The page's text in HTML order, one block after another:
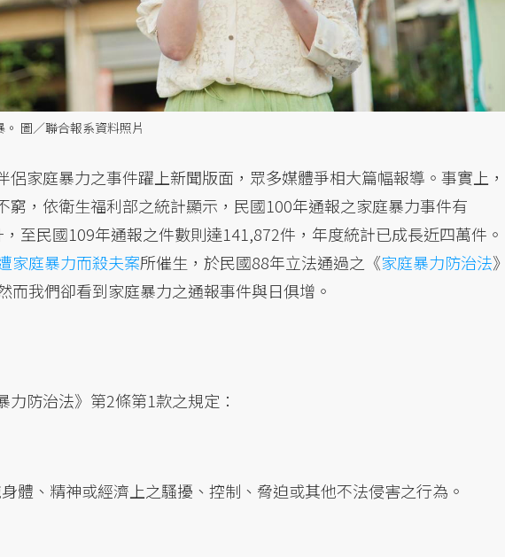
圖／聯合報系資料照片
侶家庭暴力之事件躍上新聞版面，眾多媒體爭相大篇幅報導。事實上，
窮，依衛生福利部之統計顯示，民國100年通報之家庭暴力事件有
至民國109年通報之件數則達141,872件，年度統計已成長近四萬件。
家庭暴力而殺夫案所催生，於民國88年立法通過之《家庭暴力防治法
而我們卻看到家庭暴力之通報事件與日俱增。
防治法》第2條第1款之規定：
體、精神或經濟上之騷擾、控制、脅迫或其他不法侵害之行為。